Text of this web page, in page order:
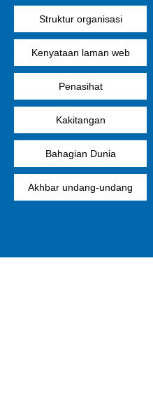
Struktur organisasi
Kenyataan laman web
Penasihat
Kakitangan
Bahagian Dunia
Akhbar undang-undang